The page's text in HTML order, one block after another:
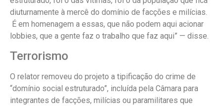
diuturnamente à mercê do domínio de facções e milícias.
É em homenagem a essas, que não podem aqui acionar
lobbies, que a gente faz o trabalho que faz aqui” — disse.
Terrorismo
O relator removeu do projeto a tipificação do crime de
“domínio social estruturado”, incluída pela Câmara para
integrantes de facções, milícias ou paramilitares que